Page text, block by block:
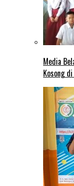
Media
Kosong